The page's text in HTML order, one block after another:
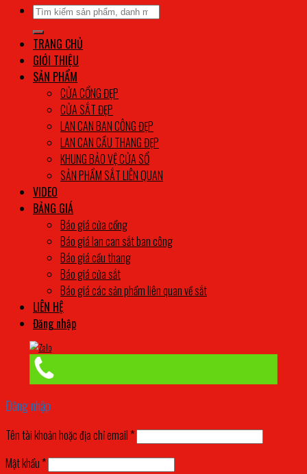
Tìm
kiếm:
TRANG CHỦ
GIỚI THIỆU
SẢN PHẨM
CỬA CỔNG ĐẸP
CỬA SẮT ĐẸP
LAN CAN BAN CÔNG ĐẸP
LAN CAN CẦU THANG ĐẸP
KHUNG BẢO VỆ CỬA SỔ
SẢN PHẨM SẮT LIÊN QUAN
VIDEO
BẢNG GIÁ
Báo giá cửa cổng
Báo giá lan can sắt ban công
Báo giá cầu thang
Báo giá cửa sắt
Báo giá các sản phẩm liên quan về sắt
LIÊN HỆ
Đăng nhập
Đăng nhập
Tên tài khoản hoặc địa chỉ email *
Mật khẩu *